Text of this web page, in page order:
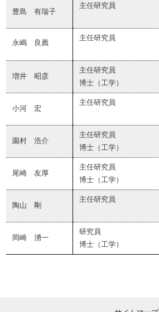
豊島 有瑞子
主任研究員
永嶋 良薦
主任研究員
増井 昭彦
主任研究員
博士（工学）
小河 宏
主任研究員
園村 浩介
主任研究員
博士（工学）
尾崎 友厚
主任研究員
博士（工学）
陶山 剛
主任研究員
岡崎 湧一
研究員
博士（工学）